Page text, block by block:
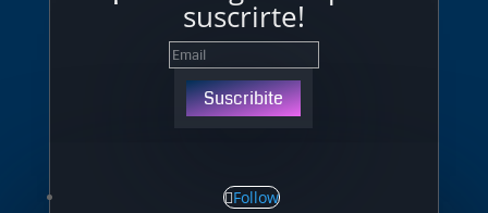
suscrirte!
Suscribite
Follow